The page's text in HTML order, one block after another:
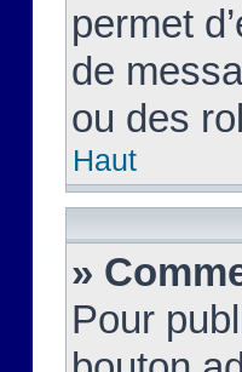
permet
de
ou des
Haut
»
Pour